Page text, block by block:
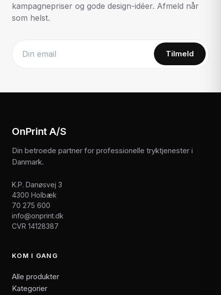
kampagnepriser og gode design-idéer. Afmeld når
som helst.
Tilmeld
OnPrint A/S
Din betroede partner for professionelle tryktjenester i
Danmark.
K.P. Danøsvej 3
4300 Holbæk
70 275 600
info@onprint.dk
CVR 14128387
KOM I GANG
Alle produkter
Kategorier